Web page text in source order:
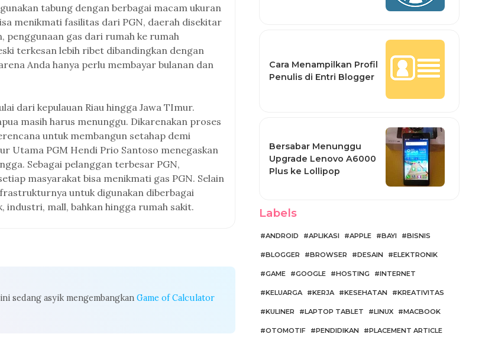
tabung dengan berbagai macam ukuran
menikmati fasilitas dari PGN, daerah disekitar
penggunaan gas dari rumah ke rumah
terkesan lebih ribet dibandingkan dengan
Anda hanya perlu membayar bulanan dan
dari kepulauan Riau hingga Jawa TImur.
masih harus menunggu. Dikarenakan proses
untuk membangun setahap demi
Utama PGM Hendi Prio Santoso menegaskan
Sebagai pelanggan terbesar PGN,
masyarakat bisa menikmati gas PGN. Selain
untuk digunakan diberbagai
mall, bahkan hingga rumah sakit.
sedang asyik mengembangkan Game of Calculator
Cara Menampilkan Profil
Penulis di Entri Blogger
Bersabar Menunggu
Upgrade Lenovo A6000
Plus ke Lollipop
Labels
ANDROID APLIKASI APPLE BAYI BISNIS
BLOGGER BROWSER DESAIN ELEKTRONIK
GAME GOOGLE HOSTING INTERNET
KELUARGA KERJA KESEHATAN KREATIVITAS
KULINER LAPTOP TABLET LINUX MACBOOK
OTOMOTIF PENDIDIKAN PLACEMENT ARTICLE